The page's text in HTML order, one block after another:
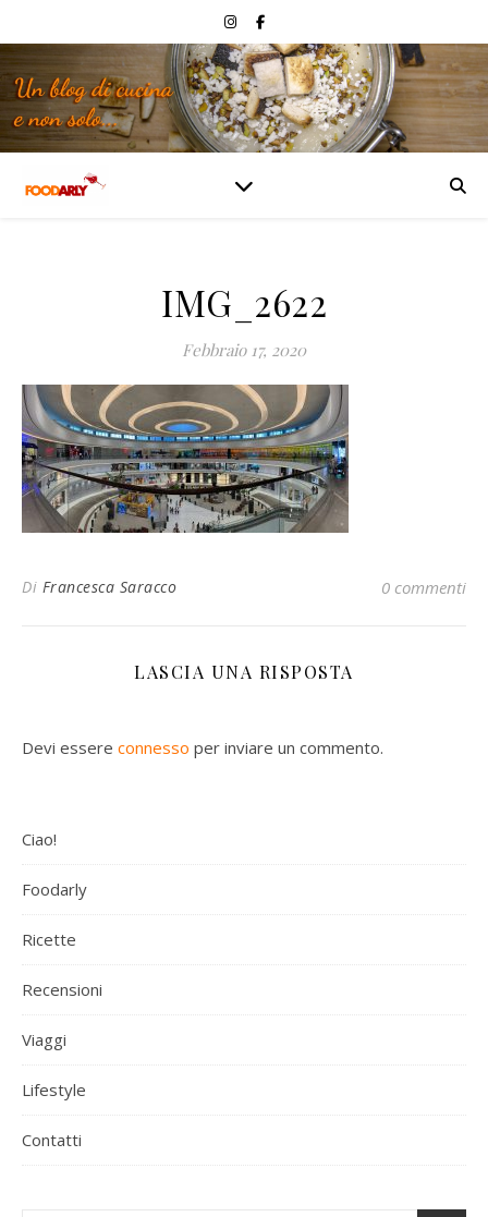
IMG_2622
Febbraio 17, 2020
Di Francesca Saracco 0 commenti
LASCIA UNA RISPOSTA
Devi essere connesso per inviare un commento.
Ciao!
Foodarly
Ricette
Recensioni
Viaggi
Lifestyle
Contatti